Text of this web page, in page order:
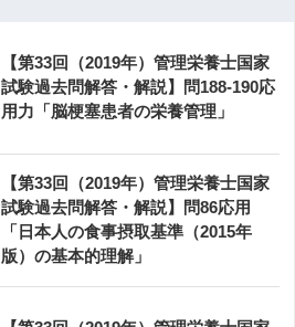
【第33回（2019年）管理栄養士国家
試験過去問解答・解説】問188-190応
用力「脳梗塞患者の栄養管理」
【第33回（2019年）管理栄養士国家
試験過去問解答・解説】問86応用
「日本人の食事摂取基準（2015年
版）の基本的理解」